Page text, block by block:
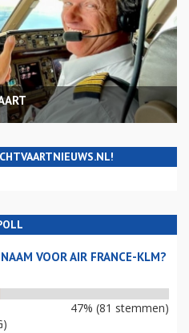
VOOR AIR FRANCE-KLM?
47% (81 stemmen)